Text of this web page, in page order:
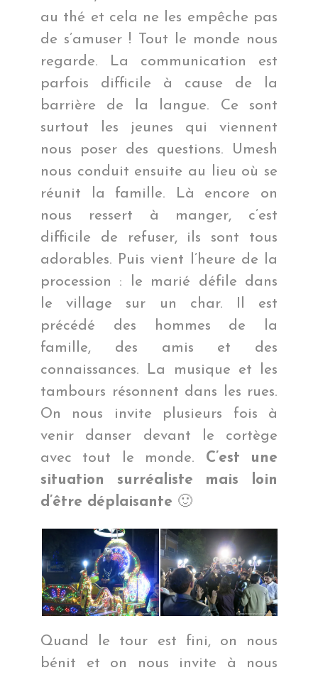
au thé et cela ne les empêche pas
de s’amuser ! Tout le monde nous
regarde. La communication est
parfois difficile à cause de la
barrière de la langue. Ce sont
surtout les jeunes qui viennent
nous poser des questions. Umesh
nous conduit ensuite au lieu où se
réunit la famille. Là encore on
nous ressert à manger, c’est
difficile de refuser, ils sont tous
adorables. Puis vient l’heure de la
procession : le marié défile dans
le village sur un char. Il est
précédé des hommes de la
famille, des amis et des
connaissances. La musique et les
tambours résonnent dans les rues.
On nous invite plusieurs fois à
venir danser devant le cortège
avec tout le monde. C’est une
situation surréaliste mais loin
d’être déplaisante 🙂
Quand le tour est fini, on nous
bénit et on nous invite à nous